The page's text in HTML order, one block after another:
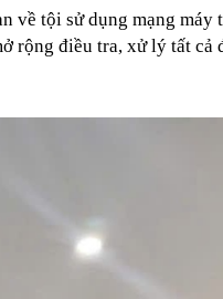
về tội sử dụng mạng máy
rộng điều tra, xử lý tất cả